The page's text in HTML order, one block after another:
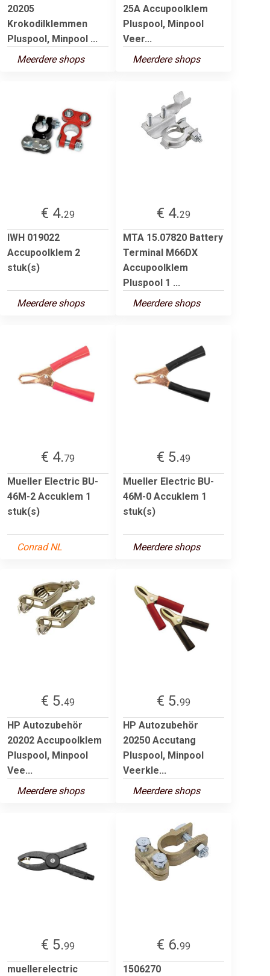
20205
Krokodilklemmen
Pluspool, Minpool ...
Meerdere shops
25A Accupoolklem
Pluspool, Minpool
Veer...
Meerdere shops
€ 4.29
IWH 019022
Accupoolklem 2
stuk(s)
Meerdere shops
€ 4.29
MTA 15.07820 Battery
Terminal M66DX
Accupoolklem
Pluspool 1 ...
Meerdere shops
€ 4.79
Mueller Electric BU-
46M-2 Accuklem 1
stuk(s)
Conrad NL
€ 5.49
Mueller Electric BU-
46M-0 Accuklem 1
stuk(s)
Meerdere shops
€ 5.49
HP Autozubehör
20202 Accupoolklem
Pluspool, Minpool
Vee...
Meerdere shops
€ 5.99
HP Autozubehör
20250 Accutang
Pluspool, Minpool
Veerkle...
Meerdere shops
€ 5.99
muellerelectric
€ 6.99
1506270